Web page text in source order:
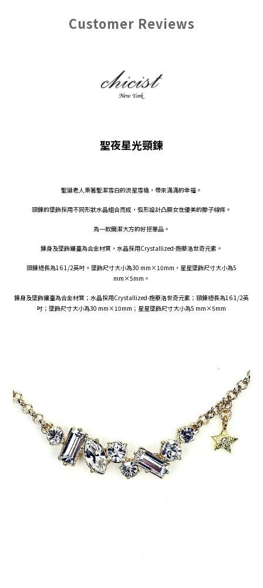
Customer Reviews
聖夜星光頸鍊
聖誕老人乘著聖潔雪白的流星雪橇，帶來滿滿的幸福。
頸鍊的墜飾採用不同形狀水晶組合而成，弧形設計凸顯女性優美的脖子線條。
為一款簡潔大方的好搭單品。
鍊身及墜飾鑲臺為合金材質，水晶採用Crystallized-施華洛世奇元素。
頸鍊總長為16 1/2英吋。墜飾尺寸大小為30 mm×10mm，星星墜飾尺寸大小為5
mm×5mm。
鍊身及墜飾鑲臺為合金材質；水晶採用Crystallized-施華洛世奇元素；頸鍊總長為16 1/2英
吋；墜飾尺寸大小為30 mm×10mm；星星墜飾尺寸大小為5 mm×5mm